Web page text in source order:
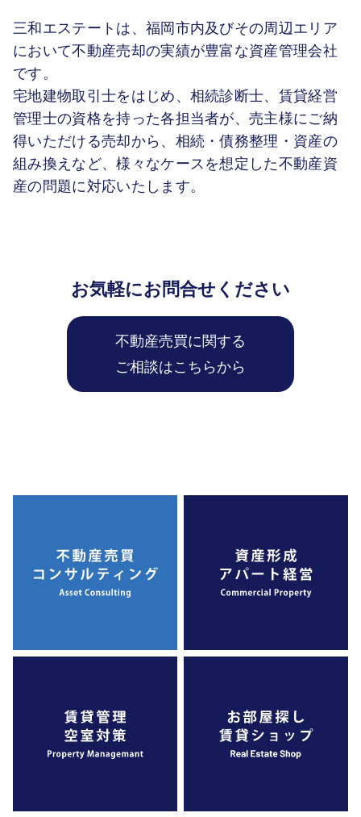
三和エステートは、福岡市内及びその周辺エリア
において不動産売却の実績が豊富な資産管理会社
です。
宅地建物取引士をはじめ、相続診断士、賃貸経営
管理士の資格を持った各担当者が、売主様にご納
得いただける売却から、相続・債務整理・資産の
組み換えなど、様々なケースを想定した不動産資
産の問題に対応いたします。
お気軽にお問合せください
不動産売買に関する
ご相談はこちらから